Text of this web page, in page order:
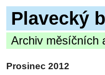
Plavecký
Archiv měsíčních
Prosinec 2012